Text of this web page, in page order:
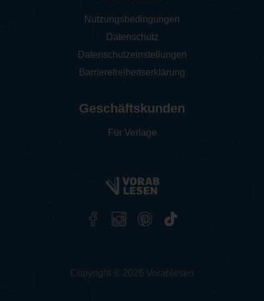
Nutzungsbedingungen
Datenschutz
Datenschutzeinstellungen
Barrierefreiheitserklärung
Geschäftskunden
Für Verlage
Copyright © 2026 Vorablesen